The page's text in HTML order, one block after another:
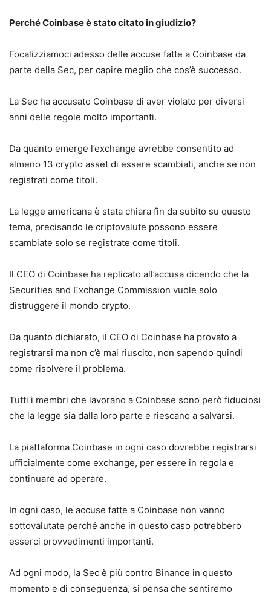
Perché Coinbase è stato citato in giudizio?
Focalizziamoci adesso delle accuse fatte a Coinbase da
parte della Sec, per capire meglio che cos’è successo.
La Sec ha accusato Coinbase di aver violato per diversi
anni delle regole molto importanti.
Da quanto emerge l’exchange avrebbe consentito ad
almeno 13 crypto asset di essere scambiati, anche se non
registrati come titoli.
La legge americana è stata chiara fin da subito su questo
tema, precisando le criptovalute possono essere
scambiate solo se registrate come titoli.
Il CEO di Coinbase ha replicato all’accusa dicendo che la
Securities and Exchange Commission vuole solo
distruggere il mondo crypto.
Da quanto dichiarato, il CEO di Coinbase ha provato a
registrarsi ma non c’è mai riuscito, non sapendo quindi
come risolvere il problema.
Tutti i membri che lavorano a Coinbase sono però fiduciosi
che la legge sia dalla loro parte e riescano a salvarsi.
La piattaforma Coinbase in ogni caso dovrebbe registrarsi
ufficialmente come exchange, per essere in regola e
continuare ad operare.
In ogni caso, le accuse fatte a Coinbase non vanno
sottovalutate perché anche in questo caso potrebbero
esserci provvedimenti importanti.
Ad ogni modo, la Sec è più contro Binance in questo
momento e di conseguenza, si pensa che sentiremo